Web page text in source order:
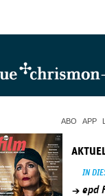
ABO APP
IN
epd